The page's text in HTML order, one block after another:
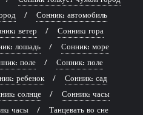
Сонник: автомобиль
ветер
Сонник: гора
лошадь
Сонник: море
поле
Сонник: поле
ребенок
Сонник: сад
солнце
Сонник: часы
часы
Танцевать во сне